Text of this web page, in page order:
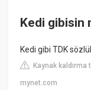
Kedi gibisin
Kedi gibi TDK
Kaynak kaldırma
mynet.com